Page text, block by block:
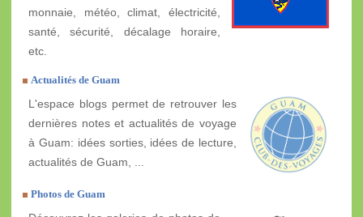
monnaie, météo, climat, électricité,
santé, sécurité, décalage horaire,
etc.
Actualités de Guam
L'espace blogs permet de retrouver les
dernières notes et actualités de voyage
à Guam: idées sorties, idées de lecture,
actualités de Guam, ...
Photos de Guam